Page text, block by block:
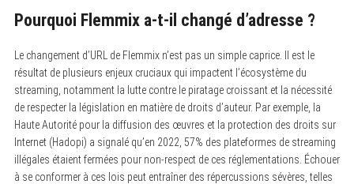
Pourquoi Flemmix a-t-il changé d’adresse ?
Le changement d’URL de Flemmix n’est pas un simple caprice. Il est le
résultat de plusieurs enjeux cruciaux qui impactent l’écosystème du
streaming, notamment la lutte contre le piratage croissant et la nécessité
de respecter la législation en matière de droits d’auteur. Par exemple, la
Haute Autorité pour la diffusion des œuvres et la protection des droits sur
Internet (Hadopi) a signalé qu’en 2022, 57% des plateformes de streaming
illégales étaient fermées pour non-respect de ces réglementations. Échouer
à se conformer à ces lois peut entraîner des répercussions sévères, telles